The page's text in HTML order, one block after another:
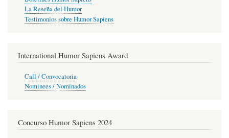
La Reseña del Humor
Testimonios sobre Humor Sapiens
International Humor Sapiens Award
Call / Convocatoria
Nominees / Nominados
Concurso Humor Sapiens 2024